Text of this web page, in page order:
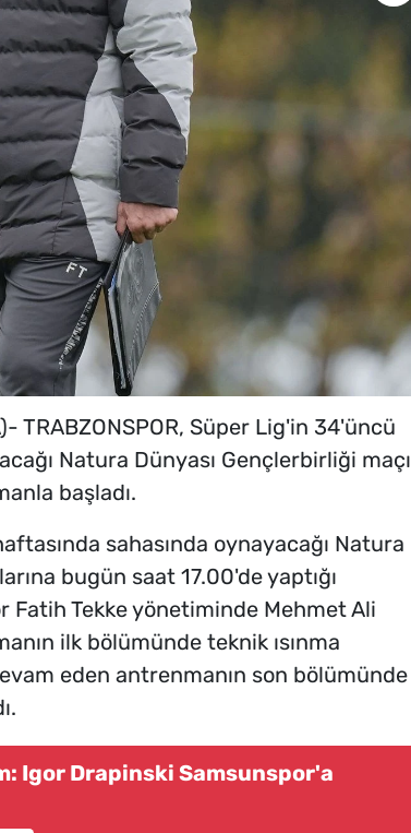
TRABZONSPOR, Süper Lig'in 34'üncü
Natura Dünyası Gençlerbirliği maçı
başladı.
sahasında oynayacağı Natura
bugün saat 17.00'de yaptığı
Fatih Tekke yönetiminde Mehmet Ali
ilk bölümünde teknik ısınma
eden antrenmanın son bölümünde
Igor Drapinski Samsunspor'a